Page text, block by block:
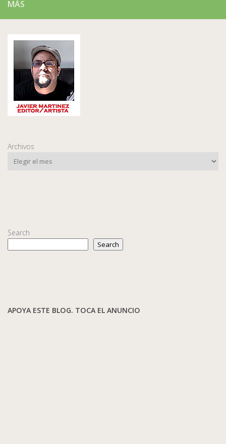
MÁS
Archivos
Search
Search
APOYA ESTE BLOG. TOCA EL ANUNCIO